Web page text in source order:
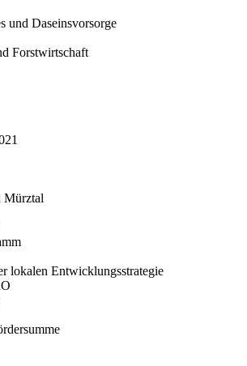
und Daseinsvorsorge
Forstwirtschaft
Mürztal
lokalen Entwicklungsstrategie